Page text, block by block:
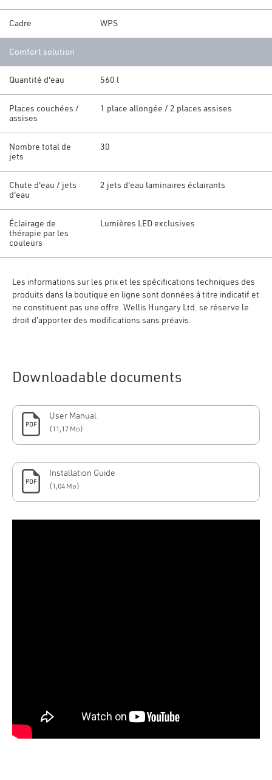
Cadre WPS
Comfort solution
Quantité d'eau 560 l
Places couchées /
assises
1 place allongée / 2 places assises
Nombre total de
jets
30
Chute d'eau / jets
d'eau
2 jets d'eau laminaires éclairants
Éclairage de
thérapie par les
couleurs
Lumières LED exclusives
Les informations sur les prix et les spécifications techniques des
produits dans la boutique en ligne sont données à titre indicatif et
ne constituent pas une offre. Wellis Hungary Ltd. se réserve le
droit d'apporter des modifications sans préavis.
Downloadable documents
PDF
User Manual
(11,17 Mo)
PDF
Installation Guide
(1,04 Mo)